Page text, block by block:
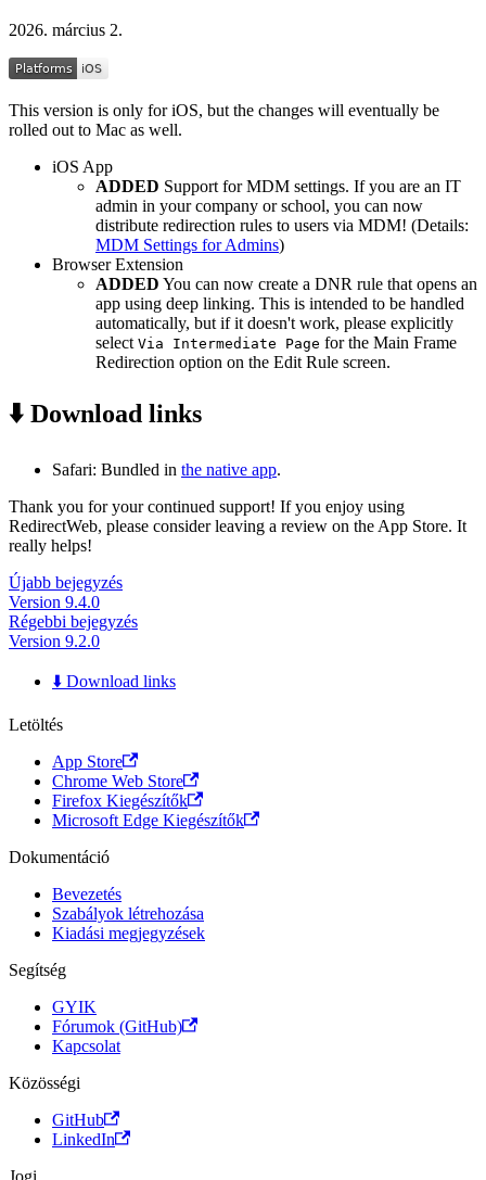
2026. március 2.
This version is only for iOS, but the changes will eventually be
rolled out to Mac as well.
iOS App
ADDED Support for MDM settings. If you are an IT
admin in your company or school, you can now
distribute redirection rules to users via MDM! (Details:
MDM Settings for Admins)
Browser Extension
ADDED You can now create a DNR rule that opens an
app using deep linking. This is intended to be handled
automatically, but if it doesn't work, please explicitly
select Via Intermediate Page for the Main Frame
Redirection option on the Edit Rule screen.
⬇️ Download links
Safari: Bundled in the native app.
Thank you for your continued support! If you enjoy using
RedirectWeb, please consider leaving a review on the App Store. It
really helps!
Újabb bejegyzés
Version 9.4.0
Régebbi bejegyzés
Version 9.2.0
⬇️ Download links
Letöltés
App Store
Chrome Web Store
Firefox Kiegészítők
Microsoft Edge Kiegészítők
Dokumentáció
Bevezetés
Szabályok létrehozása
Kiadási megjegyzések
Segítség
GYIK
Fórumok (GitHub)
Kapcsolat
Közösségi
GitHub
LinkedIn
Jogi